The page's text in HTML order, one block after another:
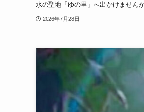
水の聖地「ゆの里」へ出かけません
2026年7月28日